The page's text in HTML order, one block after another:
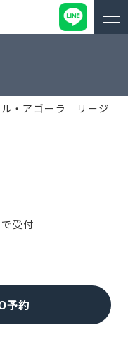
・アゴーラ リージ
受付
予約